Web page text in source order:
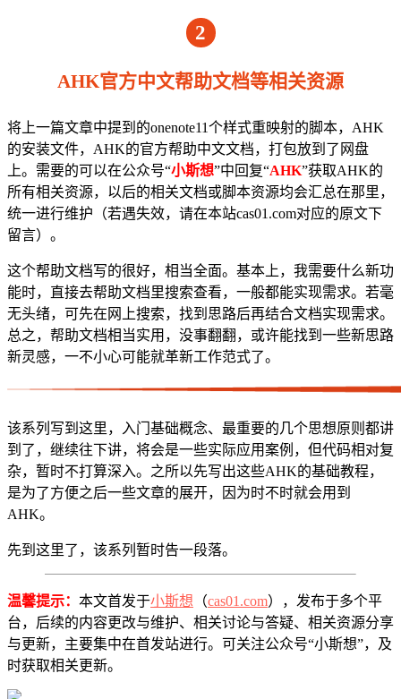
2
AHK官方中文帮助文档等相关资源
将上一篇文章中提到的onenote11个样式重映射的脚本，AHK
的安装文件，AHK的官方帮助中文文档，打包放到了网盘
上。需要的可以在公众号“小斯想”中回复“AHK”获取AHK的
所有相关资源，以后的相关文档或脚本资源均会汇总在那里，
统一进行维护（若遇失效，请在本站cas01.com对应的原文下
留言）。
这个帮助文档写的很好，相当全面。基本上，我需要什么新功
能时，直接去帮助文档里搜索查看，一般都能实现需求。若毫
无头绪，可先在网上搜索，找到思路后再结合文档实现需求。
总之，帮助文档相当实用，没事翻翻，或许能找到一些新思路
新灵感，一不小心可能就革新工作范式了。
该系列写到这里，入门基础概念、最重要的几个思想原则都讲
到了，继续往下讲，将会是一些实际应用案例，但代码相对复
杂，暂时不打算深入。之所以先写出这些AHK的基础教程，
是为了方便之后一些文章的展开，因为时不时就会用到
AHK。
先到这里了，该系列暂时告一段落。
温馨提示： 本文首发于小斯想 （cas01.com），发布于多个平
台，后续的内容更改与维护、相关讨论与答疑、相关资源分享
与更新，主要集中在首发站进行。可关注公众号“小斯想”，及
时获取相关更新。